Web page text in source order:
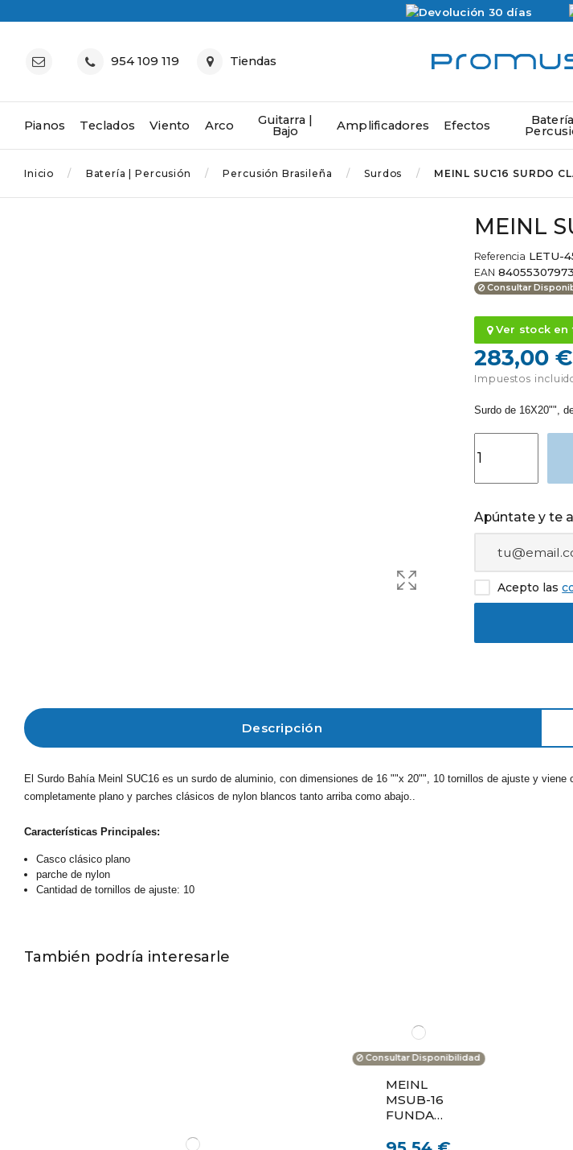
954 109 119 Tiendas
Pianos Teclados Viento Arco Guitarra |
Bajo Amplificadores Efectos
Inicio Batería | Percusión Percusión Brasileña Surdos MEINL SUC16 SURDO
MEINL
Referencia LETU-
EAN
Consultar
Ver stock en
283,00 €
Impuestos
Surdo de 16X20"",
Apúntate y te
Acepto las
Descripción
El Surdo Bahía Meinl SUC16 es un surdo de aluminio, con dimensiones de 16 ""x 20"", 10 tornillos de ajuste y
completamente plano y parches clásicos de nylon blancos tanto arriba como abajo..
Características Principales:
Casco clásico plano
parche de nylon
Cantidad de tornillos de ajuste: 10
También podría interesarle
Consultar Disponibilidad
MEINL
MSUB-16
FUNDA
PARA